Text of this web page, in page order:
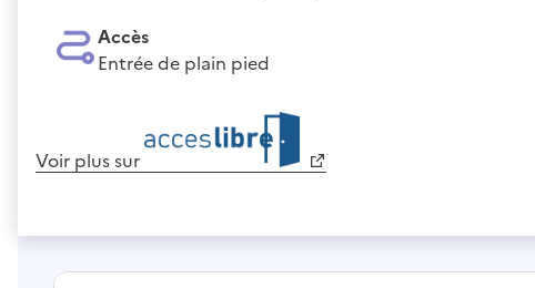
Accès
Entrée de plain pied
Voir plus sur